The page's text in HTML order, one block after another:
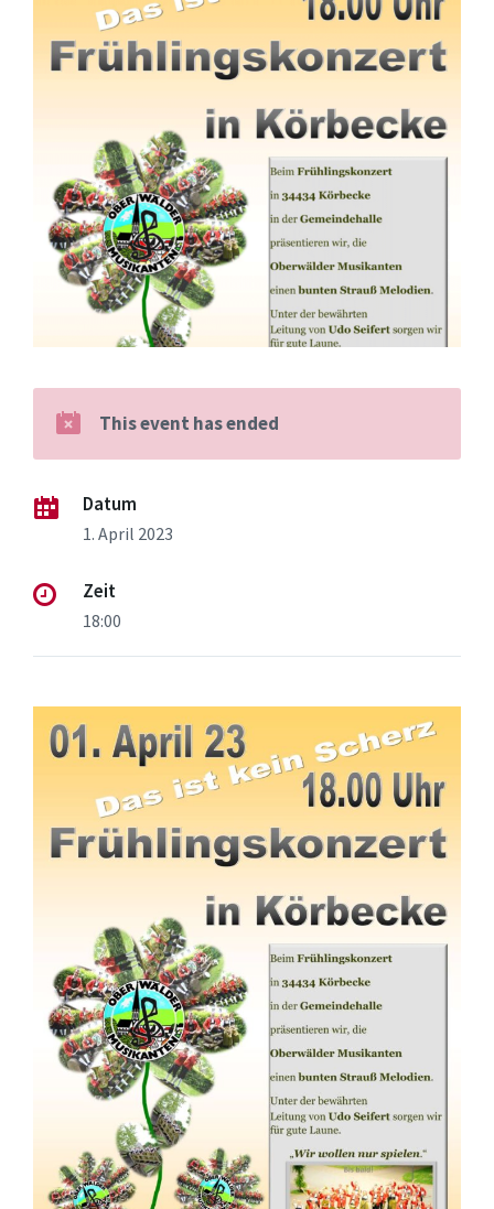
This event has ended
Datum
1. April 2023
Zeit
18:00